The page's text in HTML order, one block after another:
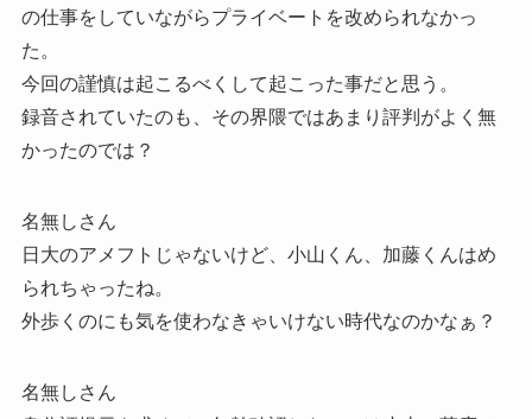
の仕事をしていながらプライベートを改められなかっ
た。
今回の謹慎は起こるべくして起こった事だと思う。
録音されていたのも、その界隈ではあまり評判がよく無
かったのでは？
名無しさん
日大のアメフトじゃないけど、小山くん、加藤くんはめ
られちゃったね。
外歩くのにも気を使わなきゃいけない時代なのかなぁ？
名無しさん